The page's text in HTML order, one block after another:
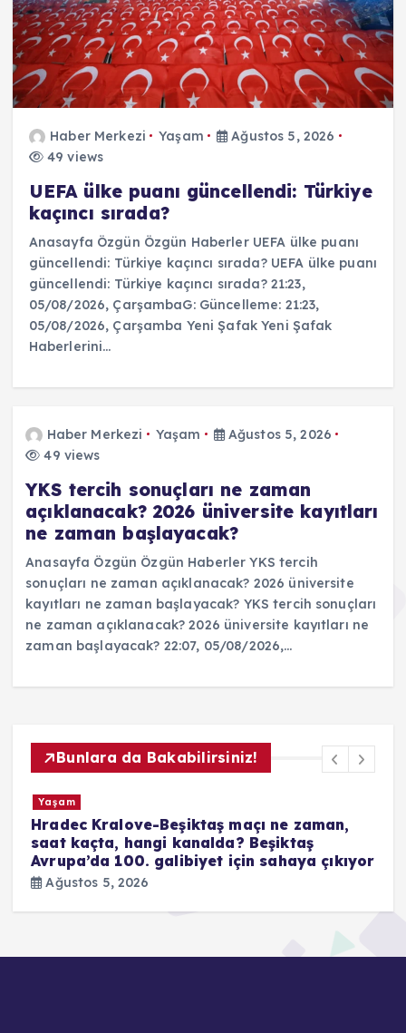
Haber Merkezi Yaşam
Ağustos 5, 2026
49 views
UEFA ülke puanı güncellendi: Türkiye
kaçıncı sırada?
Anasayfa Özgün Özgün Haberler UEFA ülke puanı
güncellendi: Türkiye kaçıncı sırada? UEFA ülke puanı
güncellendi: Türkiye kaçıncı sırada? 21:23,
05/08/2026, ÇarşambaG: Güncelleme: 21:23,
05/08/2026, Çarşamba Yeni Şafak Yeni Şafak
Haberlerini…
Haber Merkezi Yaşam
Ağustos 5, 2026
49 views
YKS tercih sonuçları ne zaman
açıklanacak? 2026 üniversite kayıtları
ne zaman başlayacak?
Anasayfa Özgün Özgün Haberler YKS tercih
sonuçları ne zaman açıklanacak? 2026 üniversite
kayıtları ne zaman başlayacak? YKS tercih sonuçları
ne zaman açıklanacak? 2026 üniversite kayıtları ne
zaman başlayacak? 22:07, 05/08/2026,…
Bunlara da Bakabilirsiniz!
Yaşam
Instagram çöktü mü, neden açılmıyor? 5
Ağustos Akış yenilenemedi hatasında son
durum
Ağustos 5, 2026